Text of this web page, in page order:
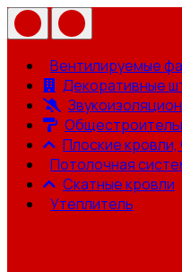
Вентилируемые
Декоративные
Плоские
Потолочная
Скатные кровли
Утеплитель